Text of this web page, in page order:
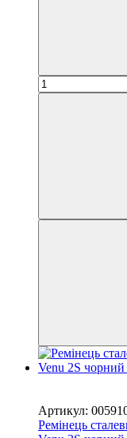
Артикул:
Ремінець